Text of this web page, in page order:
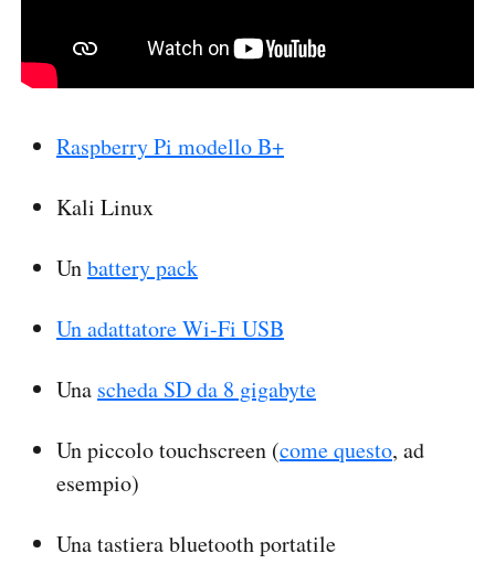
Raspberry Pi modello B+
Kali Linux
Unbattery pack
Un adattatore Wi-Fi USB
Una scheda SD da 8 gigabyte
Un piccolo touchscreen (come questo, ad
esempio)
Una tastiera bluetooth portatile